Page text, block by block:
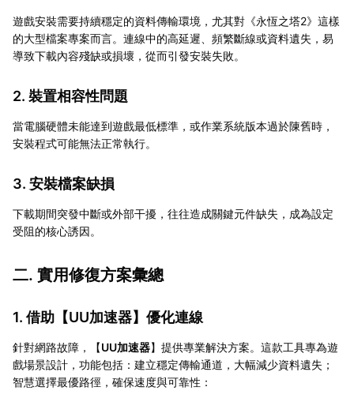
遊戲安裝需要持續穩定的資料傳輸環境，尤其對《永恆之塔2》這樣
的大型檔案專案而言。連線中的高延遲、頻繁斷線或資料遺失，易
導致下載內容殘缺或損壞，從而引發安裝失敗。
2. 裝置相容性問題
當電腦硬體未能達到遊戲最低標準，或作業系統版本過於陳舊時，
安裝程式可能無法正常執行。
3. 安裝檔案缺損
下載期間突發中斷或外部干擾，往往造成關鍵元件缺失，成為設定
受阻的核心誘因。
二. 實用修復方案彙總
1. 借助【UU加速器】優化連線
針對網路故障，【UU加速器】提供專業解決方案。這款工具專為遊
戲場景設計，功能包括：建立穩定傳輸通道，大幅減少資料遺失；
智慧選擇最優路徑，確保速度與可靠性：